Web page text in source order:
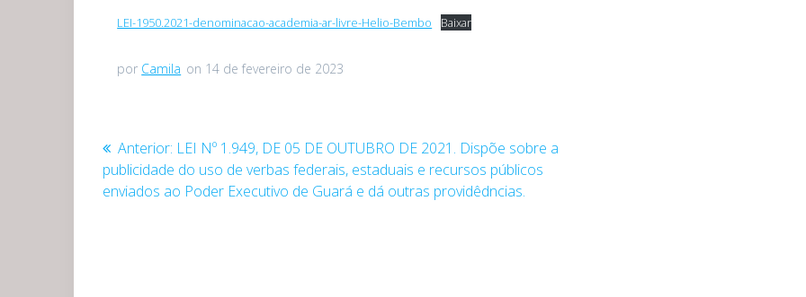
LEI-1950.2021-denominacao-academia-ar-livre-Helio-Bembo Baixar
por Camila on 14 de fevereiro de 2023
Navegação
de
Anterior: Post
anterior:
LEI Nº 1.949, DE 05 DE OUTUBRO DE 2021. Dispõe sobre a
publicidade do uso de verbas federais, estaduais e recursos públicos
enviados ao Poder Executivo de Guará e dá outras providêdncias.